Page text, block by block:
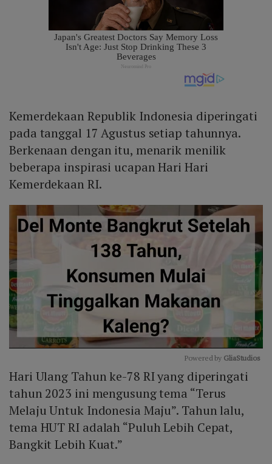
Kemerdekaan Republik Indonesia diperingati
pada tanggal 17 Agustus setiap tahunnya.
Berkenaan dengan itu, menarik menilik
beberapa inspirasi ucapan Hari Hari
Kemerdekaan RI.
Mute
Powered by GliaStudios
Hari Ulang Tahun ke-78 RI yang diperingati
tahun 2023 ini mengusung tema “Terus
Melaju Untuk Indonesia Maju”. Tahun lalu,
tema HUT RI adalah “Puluh Lebih Cepat,
Bangkit Lebih Kuat.”